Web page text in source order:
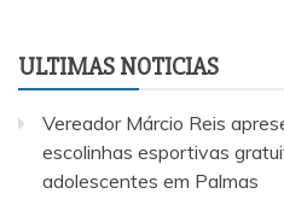
ULTIMAS NOTICIAS
Vereador Márcio Reis
escolinhas esportivas
adolescentes em Palmas